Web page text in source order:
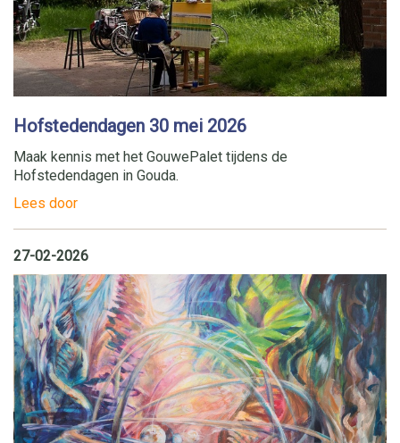
Hofstedendagen 30 mei 2026
Maak kennis met het GouwePalet tijdens de
Hofstedendagen in Gouda.
Lees door
27-02-2026